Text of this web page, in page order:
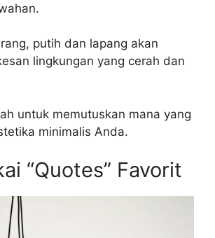
putih dan lapang akan
lingkungan yang cerah dan
untuk memutuskan mana yang
minimalis Anda.
“Quotes” Favorit